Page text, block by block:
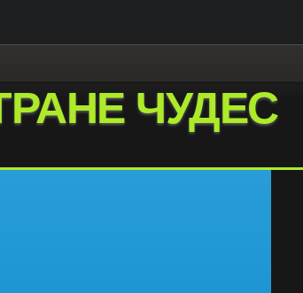
ЧУДЕС